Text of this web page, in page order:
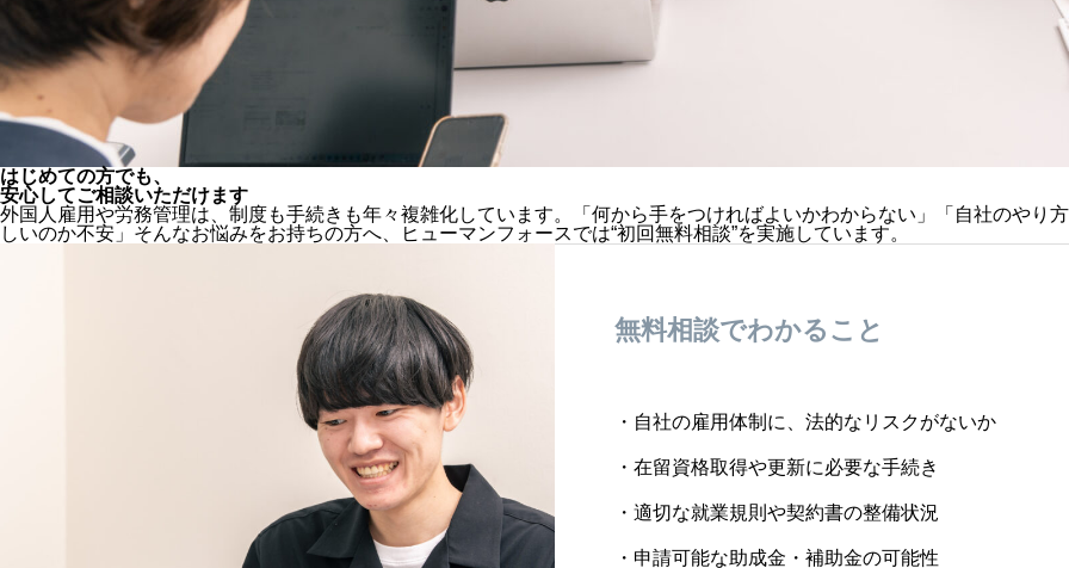
はじめての方でも、
安心してご相談いただけます
外国人雇用や労務管理は、制度も手続きも年々複雑化しています。「何から手をつければよいかわからない」「自社のやり
しいのか不安」そんなお悩みをお持ちの方へ、
ヒューマンフォースでは“初回無料相談”を実施しています。
無料相談でわかること
・自社の雇用体制に、法的なリスクがないか
・在留資格取得や更新に必要な手続き
・適切な就業規則や契約書の整備状況
・申請可能な助成金・補助金の可能性